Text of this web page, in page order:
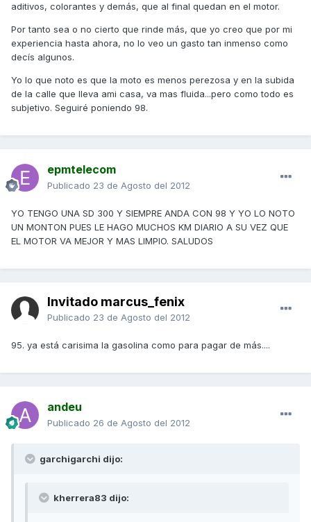
aditivos, colorantes y demás, que al final quedan en el motor.
Por tanto sea o no cierto que rinde más, que yo creo que por mi
experiencia hasta ahora, no lo veo un gasto tan inmenso como
decís algunos.
Yo lo que noto es que la moto es menos perezosa y en la subida
de la calle que lleva ami casa, va mas fluida...pero como todo es
subjetivo. Seguiré poniendo 98.
epmtelecom
Publicado 23 de Agosto del 2012
YO TENGO UNA SD 300 Y SIEMPRE ANDA CON 98 Y YO LO NOTO
UN MONTON PUES LE HAGO MUCHOS KM DIARIO A SU VEZ QUE
EL MOTOR VA MEJOR Y MAS LIMPIO. SALUDOS
Invitado marcus_fenix
Publicado 23 de Agosto del 2012
95. ya está carisima la gasolina como para pagar de más....
andeu
Publicado 26 de Agosto del 2012
garchigarchi dijo:
kherrera83 dijo: